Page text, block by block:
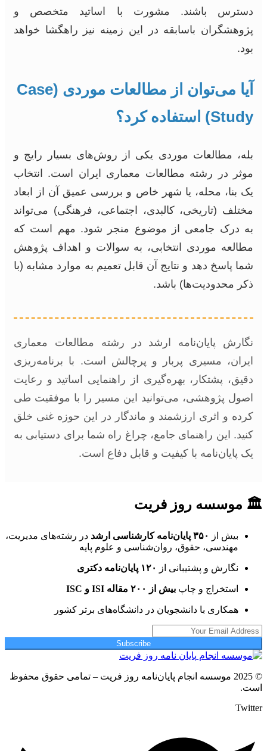
دسترس باشند. مشورت با اساتید متخصص و
پژوهشگران باسابقه در این زمینه نیز راهگشا خواهد
بود.
آیا می‌توان از مطالعات موردی (Case
Study) استفاده کرد؟
بله، مطالعات موردی یکی از روش‌های بسیار رایج و
موثر در رشته مطالعات معماری ایران است. انتخاب
یک بنا، محله، یا شهر خاص و بررسی عمیق آن از ابعاد
مختلف (تاریخی، کالبدی، اجتماعی، فرهنگی) می‌تواند
به درک جامعی از موضوع منجر شود. مهم است که
مطالعه موردی انتخابی، به سوالات و اهداف پژوهش
شما پاسخ دهد و نتایج آن قابل تعمیم به موارد مشابه (با
ذکر محدودیت‌ها) باشد.
نگارش پایان‌نامه ارشد در رشته مطالعات معماری
ایران، مسیری پربار و پرچالش است. با برنامه‌ریزی
دقیق، پشتکار، بهره‌گیری از راهنمایی اساتید و رعایت
اصول پژوهشی، می‌توانید این مسیر را با موفقیت طی
کرده و اثری ارزشمند و ماندگار در این حوزه غنی خلق
کنید. این راهنمای جامع، چراغ راه شما برای دستیابی به
یک پایان‌نامه با کیفیت و قابل دفاع است.
🏛 موسسه روز فریت
بیش از ۳۵۰ پایان‌نامه کارشناسی ارشد
در رشته‌های مدیریت،
مهندسی، حقوق، روان‌شناسی و علوم پایه
نگارش و پشتیبانی از ۱۲۰ پایان‌نامه دکتری
استخراج و چاپ بیش از ۲۰۰ مقاله ISI و ISC
همکاری با دانشجویان در دانشگاه‌های برتر کشور
Subscribe
© 2025 موسسه انجام پایان‌نامه روز فریت – تمامی حقوق محفوظ
است.
Twitter